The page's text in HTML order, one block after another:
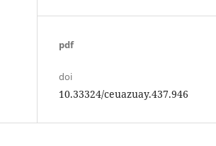
pdf
doi
10.33324/ceuazuay.437.946